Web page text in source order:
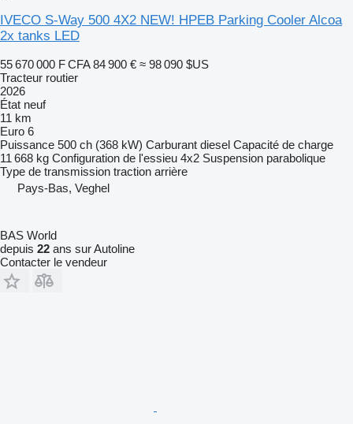
IVECO S-Way 500 4X2 NEW! HPEB Parking Cooler Alcoa
2x tanks LED
55 670 000 F CFA 84 900 € ≈ 98 090 $US
Tracteur routier
2026
État neuf
11 km
Euro 6
Puissance 500 ch (368 kW) Carburant diesel Capacité de charge
11 668 kg Configuration de l'essieu 4x2 Suspension parabolique
Type de transmission traction arrière
Pays-Bas, Veghel
BAS World
depuis 22 ans sur Autoline
Contacter le vendeur